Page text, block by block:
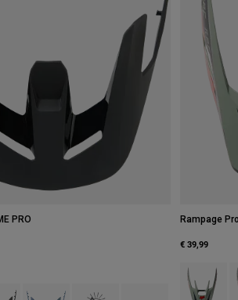
PRO
type of Legergroen.
swatch type of Zwart.
Product swatch type of Zwart/Blauw.
Product swatch type of Zwart/
Rampage
€ 39,99
Product